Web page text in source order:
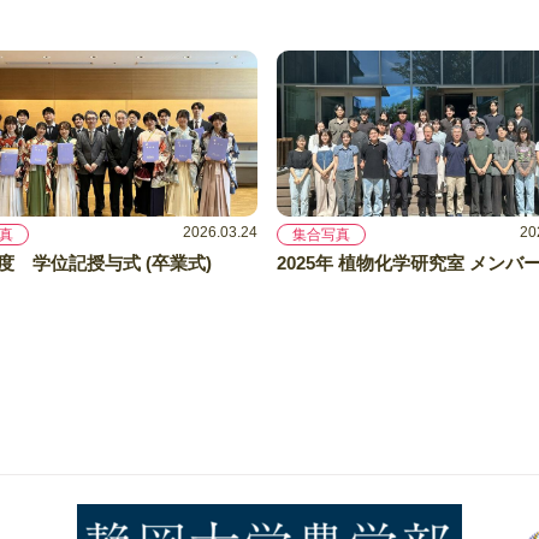
2026.03.24
学位記授与式 (卒業式)
集合写真
2025年 植物化学研究室 メンバ